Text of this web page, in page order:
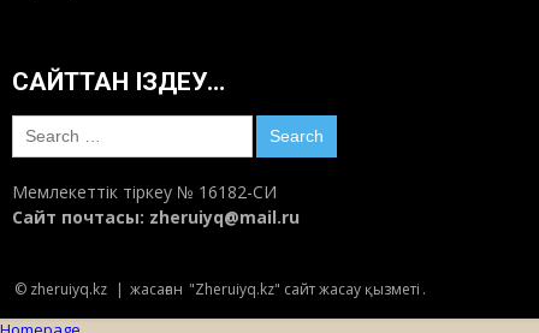
САЙТТАН ІЗДЕУ…
Search
for:
Мемлекеттік тіркеу № 16182-СИ
Сайт почтасы: zheruiyq@mail.ru
© zheruiyq.kz | жасаған "Zheruiyq.kz" сайт жасау қызметі .